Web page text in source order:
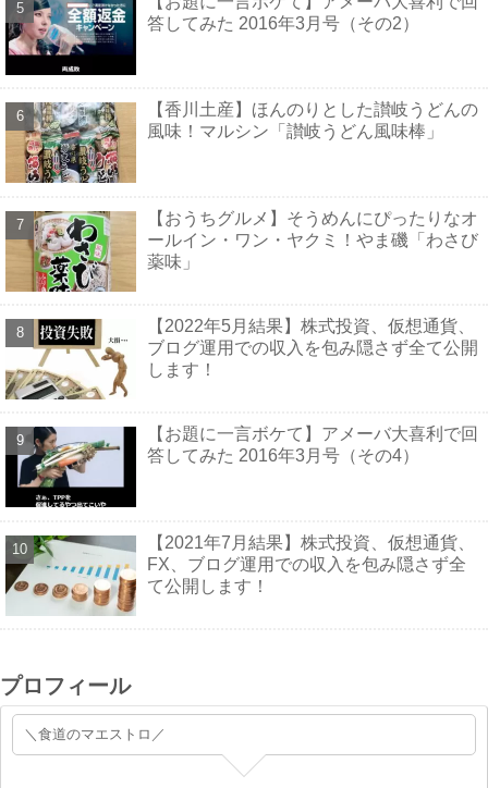
答してみた 2016年3月号（その2）
【香川土産】ほんのりとした讃岐うどんの
風味！マルシン「讃岐うどん風味棒」
【おうちグルメ】そうめんにぴったりなオ
ールイン・ワン・ヤクミ！やま磯「わさび
薬味」
【2022年5月結果】株式投資、仮想通貨、
ブログ運用での収入を包み隠さず全て公開
します！
【お題に一言ボケて】アメーバ大喜利で回
答してみた 2016年3月号（その4）
【2021年7月結果】株式投資、仮想通貨、
FX、ブログ運用での収入を包み隠さず全
て公開します！
プロフィール
＼食道のマエストロ／